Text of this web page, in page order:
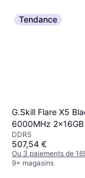
Tendance
G.Skill Flare X5
6000MHz
DDR5
507,54 €
Ou 3 paiements de
9+ magasins